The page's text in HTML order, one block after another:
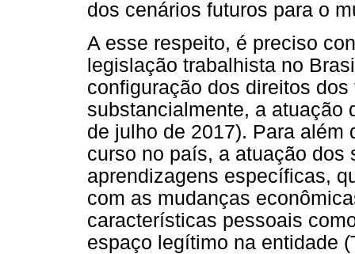
dos cenários futuros para o
A esse respeito, é preciso
legislação trabalhista no
configuração dos direitos
substancialmente, a atuação
de julho de 2017). Para além
curso no país, a atuação
aprendizagens específicas,
com as mudanças
características pessoais
espaço legítimo na entidade